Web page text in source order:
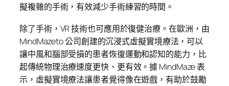
擬複雜的手術，有效減少手術練習的時間。
除了手術，VR 技術也可應用於復健治療。在歐洲，由
MindMazeto 公司創建的沉浸式虛擬實境療法，可以
讓中風和腦部受損的患者恢復運動和認知的能力，比
起傳統物理治療速度更快、更有效。據 MindMaze 表
示，虛擬實境療法讓患者覺得像在遊戲，有助於鼓勵